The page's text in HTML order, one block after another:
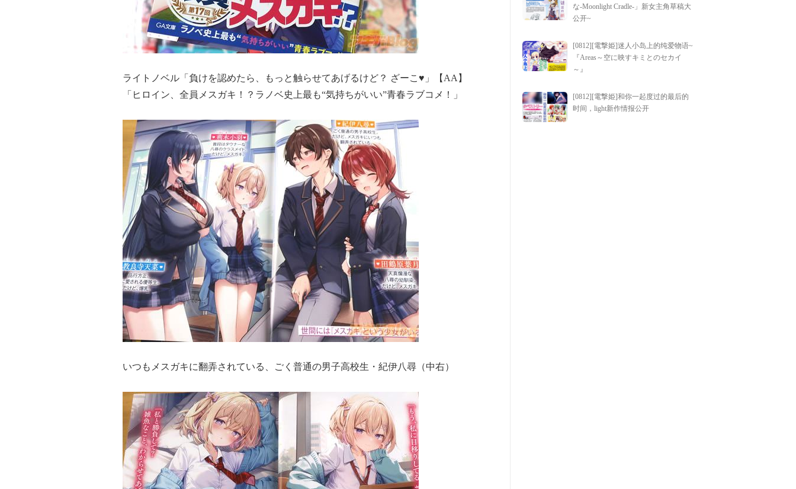
ライトノベル「負けを認めたら、もっと触らせてあげるけど？ ざーこ♥」【AA】
「ヒロイン、全員メスガキ！？ラノベ史上最も“気持ちがいい”青春ラブコメ！」
いつもメスガキに翻弄されている、ごく普通の男子高校生・紀伊八尋（中右）
な-Moonlight Cradle-」新女主角草稿大
公开~
[0812][電撃姫]迷人小岛上的纯爱物语~
『Areas～空に映すキミとのセカイ
～』
[0812][電撃姫]和你一起度过的最后的
时间，light新作情报公开